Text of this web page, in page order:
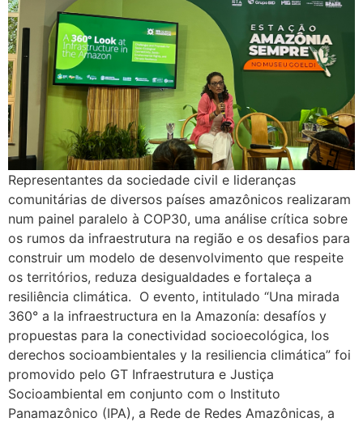
Representantes da sociedade civil e lideranças
comunitárias de diversos países amazônicos realizaram
num painel paralelo à COP30, uma análise crítica sobre
os rumos da infraestrutura na região e os desafios para
construir um modelo de desenvolvimento que respeite
os territórios, reduza desigualdades e fortaleça a
resiliência climática. O evento, intitulado “Una mirada
360° a la infraestructura en la Amazonía: desafíos y
propuestas para la conectividad socioecológica, los
derechos socioambientales y la resiliencia climática” foi
promovido pelo GT Infraestrutura e Justiça
Socioambiental em conjunto com o Instituto
Panamazônico (IPA), a Rede de Redes Amazônicas, a